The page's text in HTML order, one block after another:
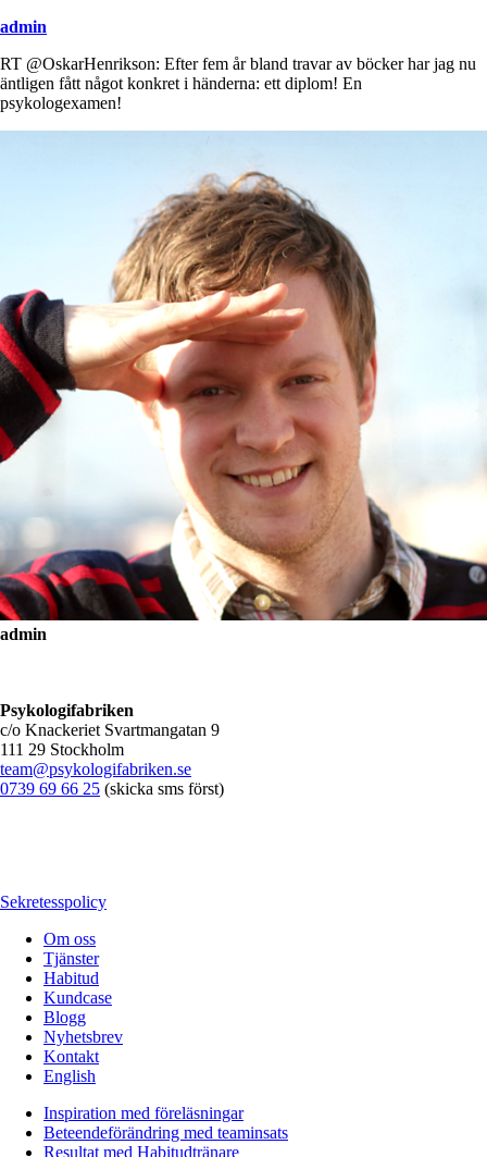
admin
RT @OskarHenrikson: Efter fem år bland travar av böcker har jag nu
äntligen fått något konkret i händerna: ett diplom! En
psykologexamen!
admin
Psykologifabriken
c/o Knackeriet Svartmangatan 9
111 29 Stockholm
team@psykologifabriken.se
0739 69 66 25 (skicka sms först)
Sekretesspolicy
Om oss
Tjänster
Habitud
Kundcase
Blogg
Nyhetsbrev
Kontakt
English
Inspiration med föreläsningar
Beteendeförändring med teaminsats
Resultat med Habitudtränare